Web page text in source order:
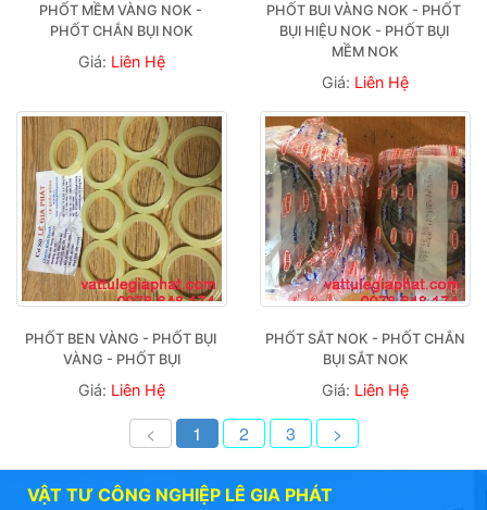
PHỐT MỀM VÀNG NOK -
PHỐT CHẮN BỤI NOK
Giá: Liên Hệ
PHỐT BUI VÀNG NOK - PHỐT
BỤI HIỆU NOK - PHỐT BỤI
MỀM NOK
Giá: Liên Hệ
PHỐT BEN VÀNG - PHỐT BỤI
VÀNG - PHỐT BỤI
Giá: Liên Hệ
PHỐT SẮT NOK - PHỐT CHẮN
BỤI SẮT NOK
Giá: Liên Hệ
< 1 2 3 >
VẬT TƯ CÔNG NGHIỆP LÊ GIA PHÁT